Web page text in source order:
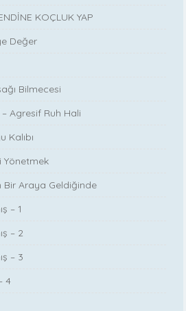
KOÇLUK YAP
Değer
Bilmecesi
Agresif Ruh Hali
Kalıbı
Yönetmek
Bir Araya Geldiğinde
– 1
– 2
– 3
4